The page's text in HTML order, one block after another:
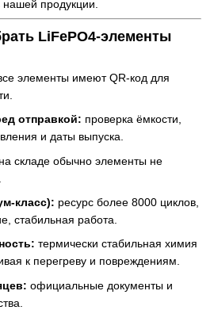
нашей продукции.
LiFePO4-элементы
элементы имеют QR-код для
отправкой: проверка ёмкости,
и даты выпуска.
на складе обычно элементы не
класс): ресурс более 8000 циклов,
стабильная работа.
термически стабильная химия
к перегреву и повреждениям.
официальные документы и